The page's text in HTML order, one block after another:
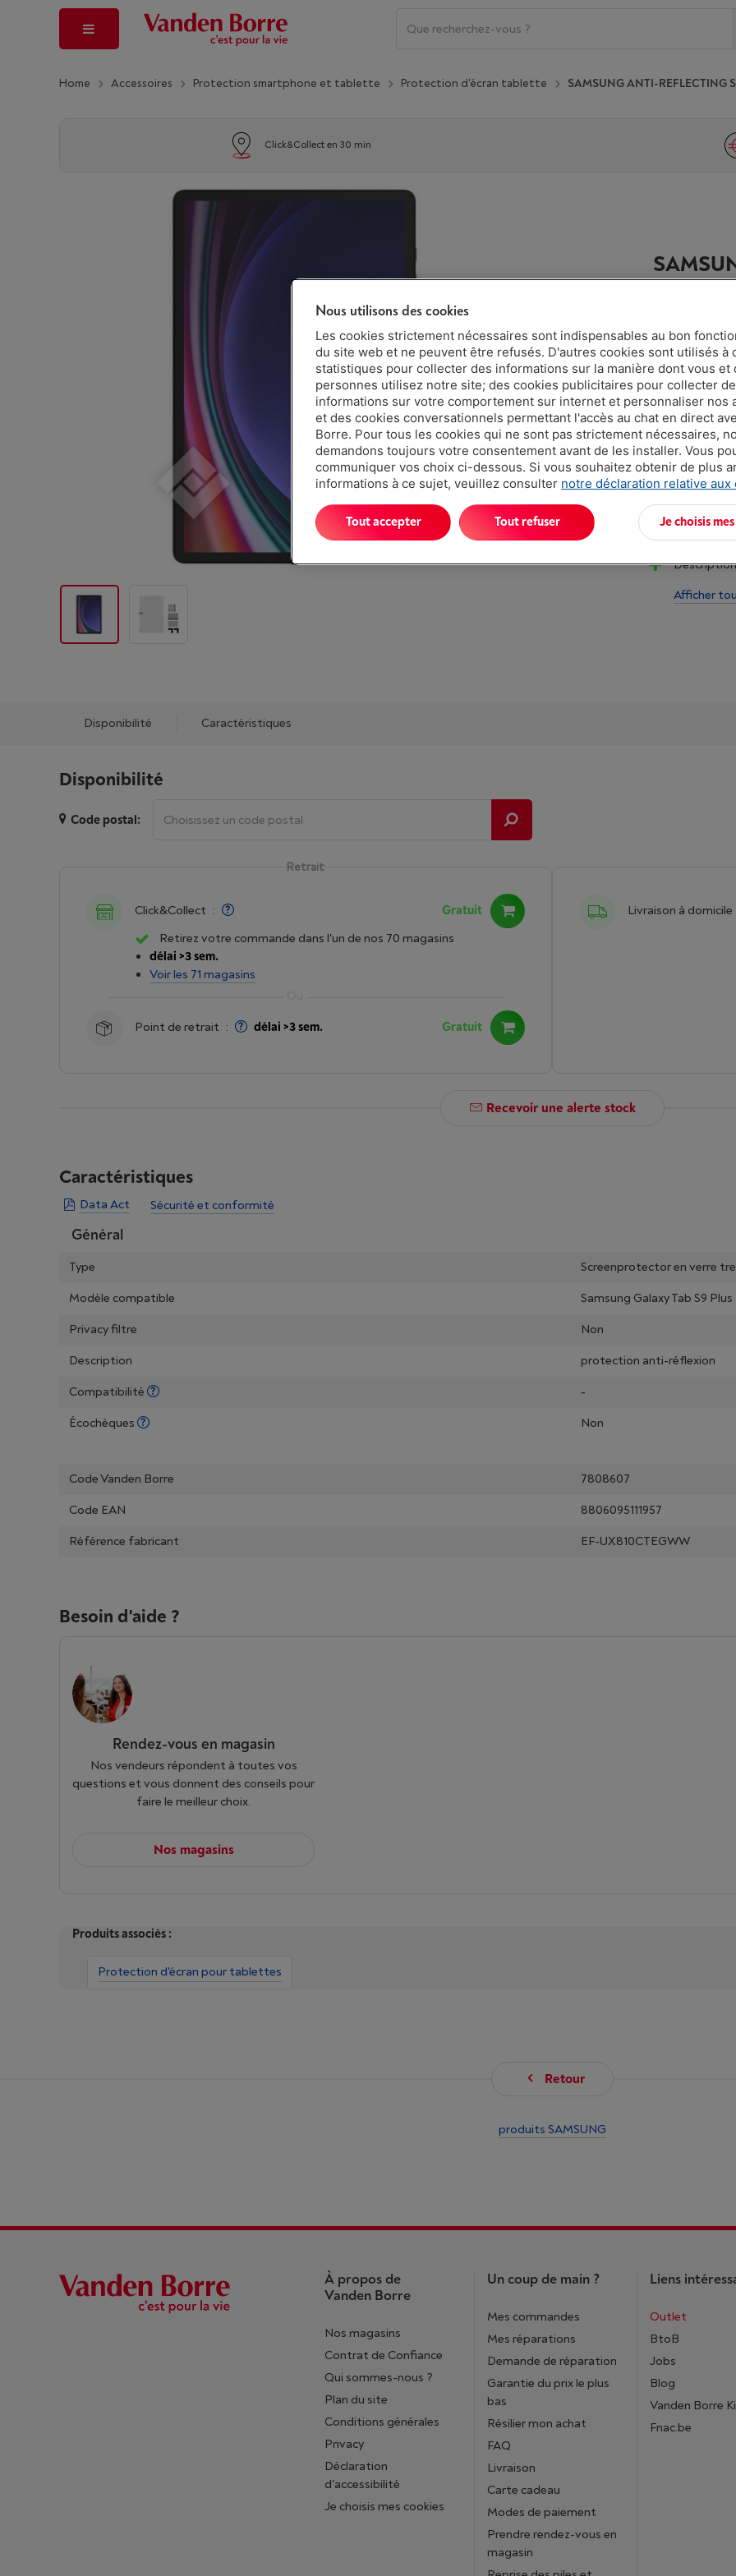
Home Accessoires Protection smartphone et tablette Protection d'écran tablette SAMSUNG ANTI-REFLECTING
Click&Collect en 30 min
Délai >3
€
Atouts
Afficher
Disponibilité Caractéristiques
Disponibilité
Code postal:
Livraison à domicile
Retrait
Click&Collect :
Gratuit
Retirez votre commande dans l'un de nos 70 magasins
délai >3 sem.
Voir les 71 magasins
Point de retrait : délai >3 sem. Gratuit
Recevoir une alerte stock
Caractéristiques
Sécurité et conformité
Data Act
Général
Type
Screenprotector en verre
Modèle compatible
Samsung Galaxy Tab S9 Plus
Privacy filtre
Non
Description
protection anti-réflexion
Compatibilité
-
Écochèques
Non
Code Vanden Borre
7808607
Code EAN
8806095111957
Référence fabricant
EF-UX810CTEGWW
Besoin d'aide ?
Rendez-vous en magasin
Nos vendeurs répondent à toutes vos
questions et vous donnent des conseils pour
faire le meilleur choix.
Nos magasins
Produits associés :
Protection d'écran pour tablettes
Retour
produits SAMSUNG
À propos de
Vanden Borre
Nos magasins
Contrat de Confiance
Qui sommes-nous ?
Plan du site
Conditions générales
Privacy
Déclaration
d'accessibilité
Je choisis mes cookies
Un coup de main ?
Mes commandes
Mes réparations
Demande de réparation
Garantie du prix le plus
bas
Résilier mon achat
FAQ
Livraison
Carte cadeau
Modes de paiement
Prendre rendez-vous en
magasin
Liens
Outlet
BtoB
Jobs
Blog
Vanden Borre
Fnac.be
Nous utilisons des cookies
Les cookies strictement nécessaires sont indispensables au bon
du site web et ne peuvent être refusés. D'autres cookies sont utilisés à
statistiques pour collecter des informations sur la manière dont vous et
personnes utilisez notre site; des cookies publicitaires pour collecter
informations sur votre comportement sur internet et personnaliser nos
et des cookies conversationnels permettant l'accès au chat en direct
Borre. Pour tous les cookies qui ne sont pas strictement nécessaires,
demandons toujours votre consentement avant de les installer. Vous
communiquer vos choix ci-dessous. Si vous souhaitez obtenir de plus
informations à ce sujet, veuillez consulter notre déclaration relative aux
Je choisis
Tout refuser
Tout accepter